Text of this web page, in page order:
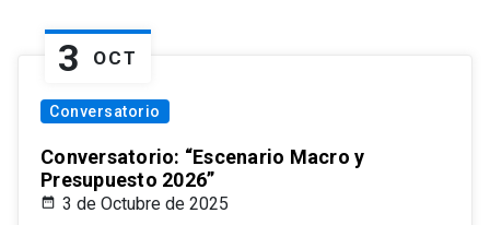
3 OCT
Conversatorio
Conversatorio: “Escenario Macro y
Presupuesto 2026”
3 de Octubre de 2025